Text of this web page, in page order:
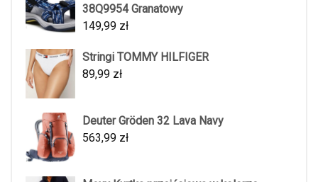
38Q9954 Granatowy
149,99 zł
Stringi TOMMY HILFIGER
89,99 zł
Deuter Gröden 32 Lava Navy
563,99 zł